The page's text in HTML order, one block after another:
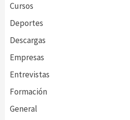
Cursos
Deportes
Descargas
Empresas
Entrevistas
Formación
General